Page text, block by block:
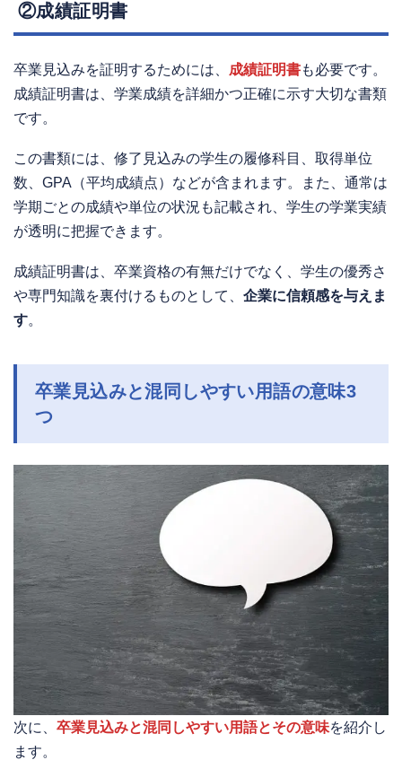
②成績証明書
卒業見込みを証明するためには、 成績証明書も必要です。
成績証明書は、学業成績を詳細かつ正確に示す大切な書類
です。
この書類には、修了見込みの学生の履修科目、取得単位
数、GPA（平均成績点）などが含まれます。また、通常は
学期ごとの成績や単位の状況も記載され、学生の学業実績
が透明に把握できます。
成績証明書は、卒業資格の有無だけでなく、学生の優秀さ
や専門知識を裏付けるものとして、 企業に信頼感を与えま
す。
卒業見込みと混同しやすい用語の意味3
つ
次に、 卒業見込みと混同しやすい用語とその意味を紹介し
ます。